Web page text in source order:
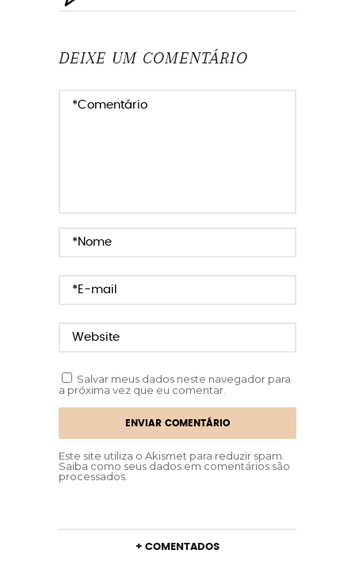
DEIXE UM COMENTÁRIO
Salvar meus dados neste navegador para
a próxima vez que eu comentar.
Este site utiliza o Akismet para reduzir spam.
Saiba como seus dados em comentários são
processados
+ COMENTADOS